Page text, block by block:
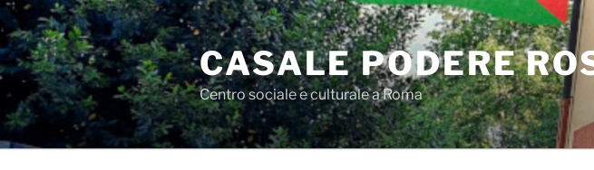
Salta
al
contenuto
CASALE PODERE
Centro sociale e culturale a Roma